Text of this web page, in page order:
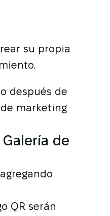
su propia
después de
marketing
de
QR serán